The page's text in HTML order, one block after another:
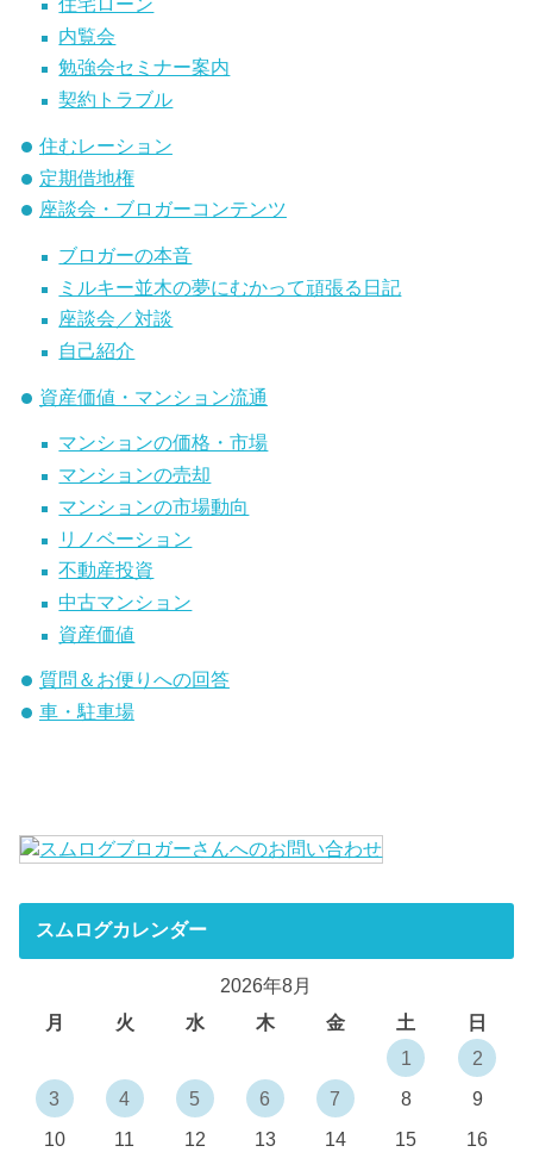
内覧会
勉強会セミナー案内
契約トラブル
住むレーション
定期借地権
座談会・ブロガーコンテンツ
ブロガーの本音
ミルキー並木の夢にむかって頑張る日記
座談会／対談
自己紹介
資産価値・マンション流通
マンションの価格・市場
マンションの売却
マンションの市場動向
リノベーション
不動産投資
中古マンション
資産価値
質問＆お便りへの回答
車・駐車場
スムログカレンダー
2026年8月
月
火 水 木 金 土
日
1
2
3
4 5 6 7 8
9
10
11 12 13 14 15
16